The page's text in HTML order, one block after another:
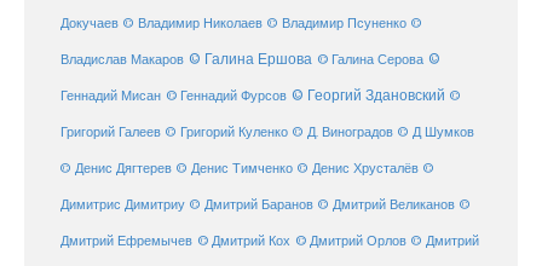
Докучаев © Владимир Николаев © Владимир Псуненко ©
Владислав Макаров © Галина Ершова © Галина Серова ©
Геннадий Мисан © Геннадий Фурсов © Георгий Здановский ©
Григорий Галеев © Григорий Куленко © Д. Виноградов © Д Шумков
© Денис Дягтерев © Денис Тимченко © Денис Хрусталёв ©
Димитрис Димитриу © Дмитрий Баранов © Дмитрий Великанов ©
Дмитрий Ефремычев © Дмитрий Кох © Дмитрий Орлов © Дмитрий